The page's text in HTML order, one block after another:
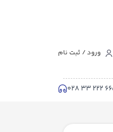
ورود / ثبت نام